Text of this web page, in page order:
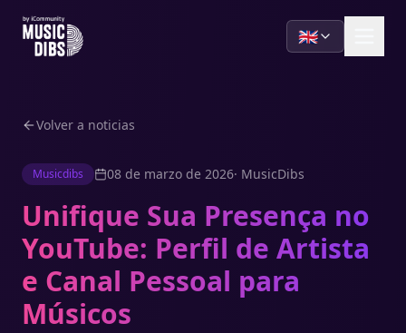
🇬🇧
Volver a noticias
Musicdibs 08 de marzo de 2026· MusicDibs
Unifique Sua Presença no
YouTube: Perfil de Artista
e Canal Pessoal para
Músicos